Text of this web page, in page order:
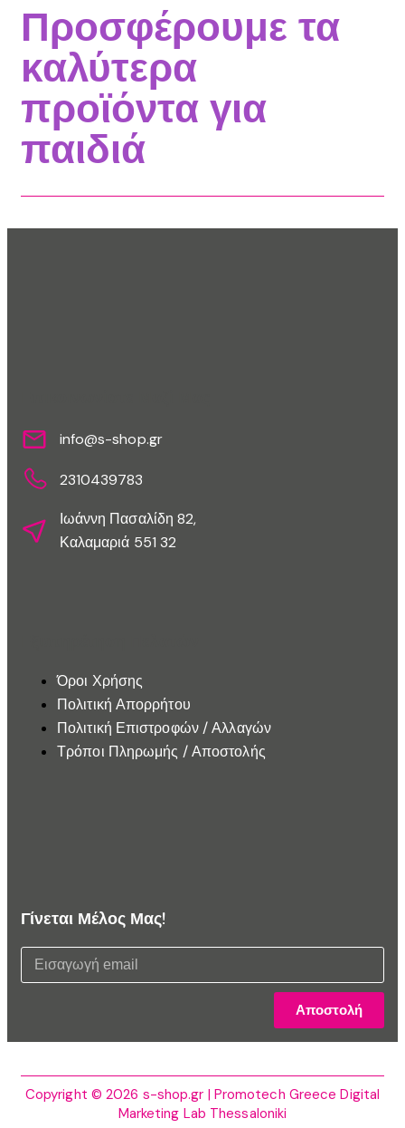
Προσφέρουμε τα
καλύτερα
προϊόντα για
παιδιά
info@s-shop.gr
2310439783
Ιωάννη Πασαλίδη 82,
Καλαμαριά 551 32
Όροι Χρήσης
Πολιτική Απορρήτου
Πολιτική Επιστροφών / Αλλαγών
Τρόποι Πληρωμής / Αποστολής
Γίνεται Μέλος Μας!
Αποστολή
Copyright © 2026 s-shop.gr | Promotech Greece Digital
Marketing Lab Thessaloniki